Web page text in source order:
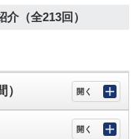
（全213回）